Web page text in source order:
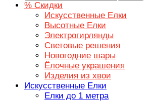
% Скидки
Искусственные Елки
Высотные Елки
Электрогирлянды
Световые решения
Новогодние шары
Ёлочные украшения
Изделия из хвои
Искусственные Елки
Елки до 1 метра